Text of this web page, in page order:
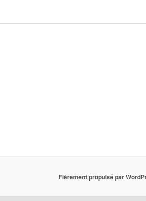
Fièrement propulsé par